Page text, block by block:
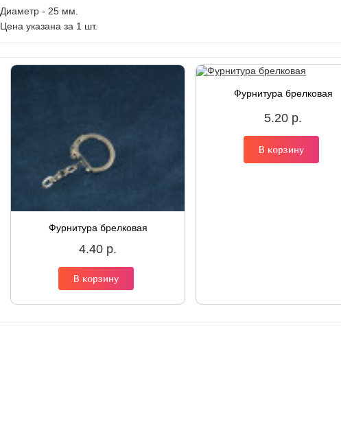
Диаметр - 25 мм.
Цена указана за 1 шт.
Фурнитура брелковая
4.40 р.
В корзину
Фурнитура брелковая
5.20 р.
В корзину